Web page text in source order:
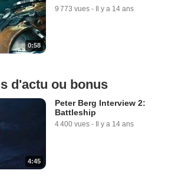
0:58
9 773 vues - Il y a 14 ans
d'actu ou bonus
4:45
Peter Berg Interview 2:
Battleship
4 400 vues - Il y a 14 ans